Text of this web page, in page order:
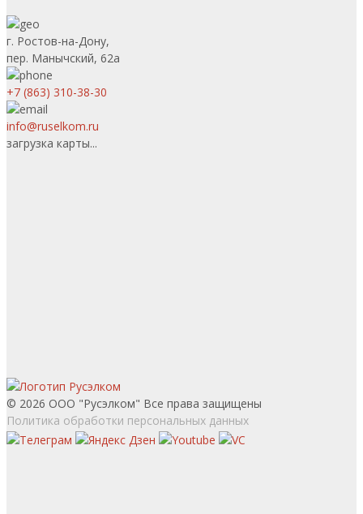
г. Ростов-на-Дону,
пер. Манычский, 62а
+7 (863) 310-38-30
info@ruselkom.ru
загрузка карты...
© 2026 ООО "Русэлком" Все права защищены
Политика обработки персональных данных